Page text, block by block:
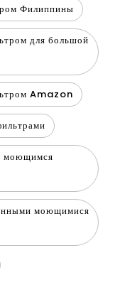
Филиппины
для большой
Amazon
моющимся
моющимися